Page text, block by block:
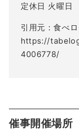
定休日 火曜日
引用元：食べ
https://
4006778/
催事開催場所